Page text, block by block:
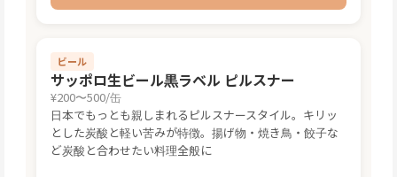
ビール
サッポロ生ビール黒ラベル ピルスナー
¥200〜500/缶
日本でもっとも親しまれるピルスナースタイル。キリッ
とした炭酸と軽い苦みが特徴。揚げ物・焼き鳥・餃子な
ど炭酸と合わせたい料理全般に